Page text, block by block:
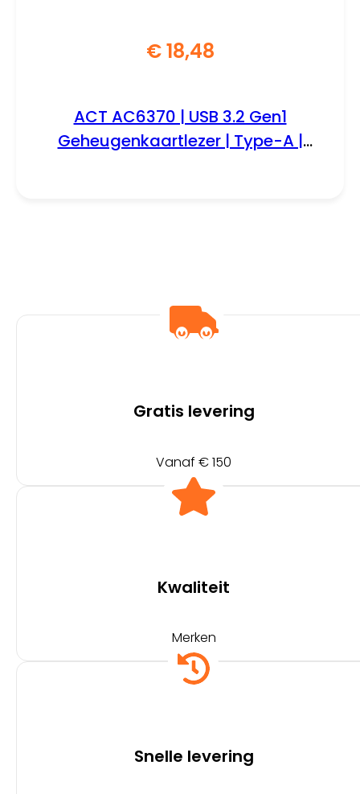
€18,48
ACT AC6370 | USB 3.2 Gen1
Geheugenkaartlezer | Type-A |
Gratis levering
Vanaf € 150
Kwaliteit
Merken
Snelle levering